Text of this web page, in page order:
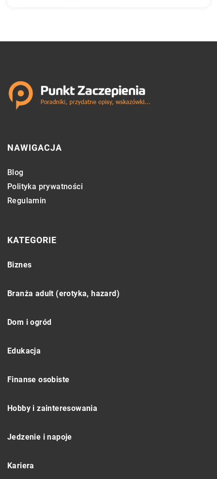
NAWIGACJA
Blog
Polityka prywatności
Regulamin
KATEGORIE
Biznes
Branża adult (erotyka, hazard)
Dom i ogród
Edukacja
Finanse osobiste
Hobby i zainteresowania
Jedzenie i napoje
Kariera